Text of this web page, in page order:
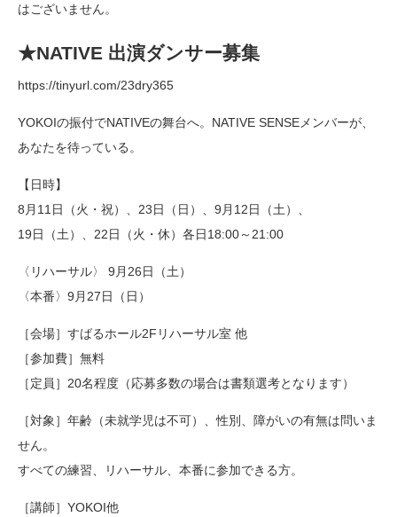
はございません。
★NATIVE 出演ダンサー募集
https://tinyurl.com/23dry365
YOKOIの振付でNATIVEの舞台へ。NATIVE SENSEメンバーが、
あなたを待っている。
【日時】
8月11日（火・祝）、23日（日）、9月12日（土）、
19日（土）、22日（火・休）各日18:00～21:00
〈リハーサル〉 9月26日（土）
〈本番〉9月27日（日）
［会場］すばるホール2Fリハーサル室 他
［参加費］無料
［定員］20名程度（応募多数の場合は書類選考となります）
［対象］年齢（未就学児は不可）、性別、障がいの有無は問いま
せん。
すべての練習、リハーサル、本番に参加できる方。
［講師］YOKOI他